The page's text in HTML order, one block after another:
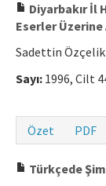
Diyarbakır İl
Eserler
Sadettin Özçelik
Sayı: 1996, Cilt
Özet
PDF
Türkçede